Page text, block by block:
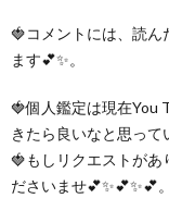
🍓コメントには、読ん
ます💕✨。
🍓個人鑑定は現在You
きたら良いなと思って
🍓もしリクエストがあ
ださいませ💕✨💕✨💕。